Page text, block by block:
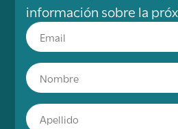
información sobre la